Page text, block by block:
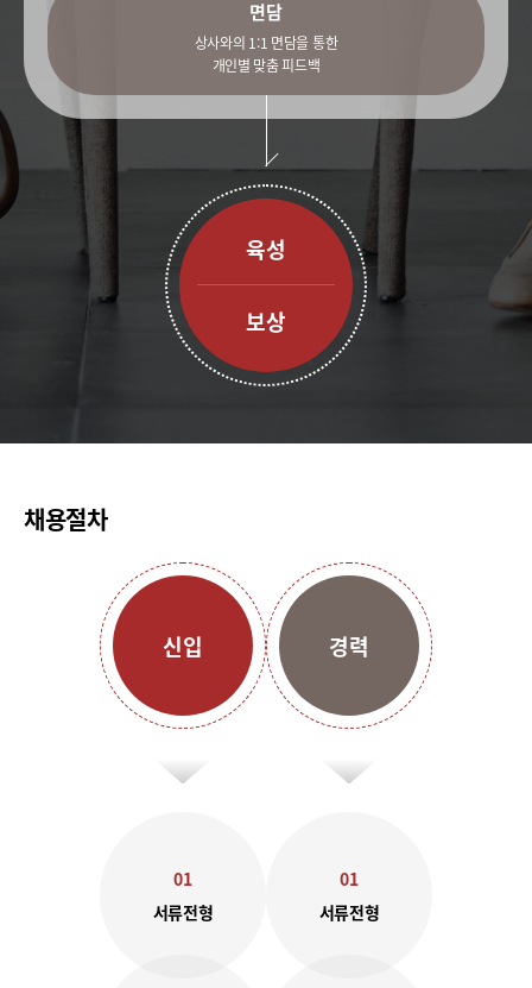
면담
상사와의 1:1 면담을 통한
개인별 맞춤 피드백
육성
보상
채용절차
신입
01
서류전형
경력
01
서류전형